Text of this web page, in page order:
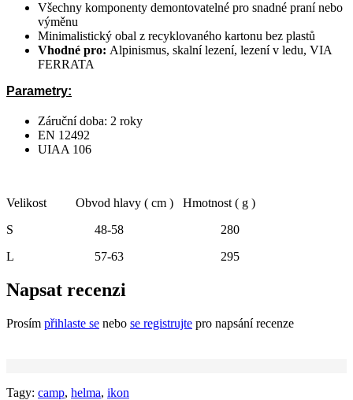
Všechny komponenty demontovatelné pro snadné praní nebo
výměnu
Minimalistický obal z recyklovaného kartonu bez plastů
Vhodné pro: Alpinismus, skalní lezení, lezení v ledu, VIA
FERRATA
Parametry:
Záruční doba: 2 roky
EN 12492
UIAA 106
Velikost Obvod hlavy ( cm )
Hmotnost ( g )
S
48-58
280
L
57-63 295
Napsat recenzi
Prosím přihlaste se nebo se registrujte pro napsání recenze
Tagy: camp, helma, ikon